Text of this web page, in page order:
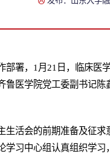
部署，1月21日，临床
鲁医学院党工委副书记
生活会的前期准备及征
学习中心组认真组织学